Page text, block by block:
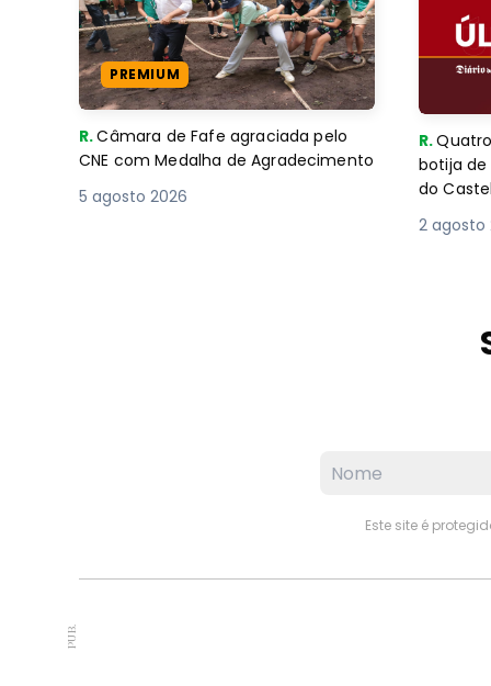
PREMIUM
R.Câmara de Fafe agraciada pelo
CNE com Medalha de Agradecimento
5 agosto 2026
R.
botija
do
2 agosto
Este site é
PUB.